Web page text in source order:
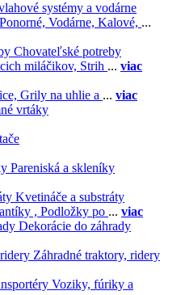
systémy a vodárne
Ponorné, Vodárne, Kalové, ...
Chovateľské potreby
miláčikov, Strih ... viac
Grily na uhlie a ... viac
vrtáky
Pareniská a skleníky
Kvetináče a substráty
, Podložky po ... viac
Dekorácie do záhrady
Záhradné traktory, ridery
Voziky, fúriky a